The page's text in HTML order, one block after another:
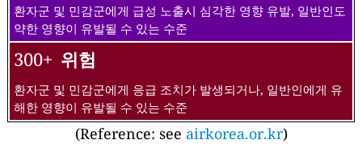
환자군 및 민감군에게 급성 노출시 심각한 영향 유발, 일반인도
약한 영향이 유발될 수 있는 수준
300+ 위험
환자군 및 민감군에게 응급 조치가 발생되거나, 일반인에게 유
해한 영향이 유발될 수 있는 수준
(Reference: see airkorea.or.kr)